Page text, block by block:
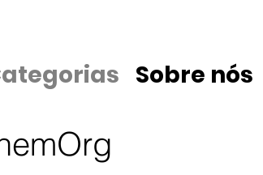
Sobre nós